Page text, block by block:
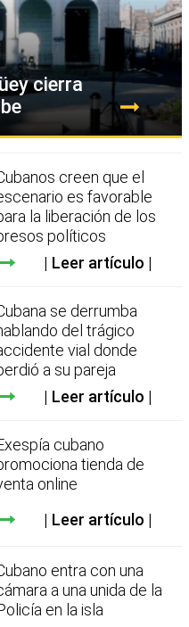
cierra
creen que el
es favorable
la liberación de los
políticos
Leer artículo
se derrumba
del trágico
vial donde
a su pareja
Leer artículo
cubano
tienda de
online
Leer artículo
entra con una
a una unida de la
en la isla